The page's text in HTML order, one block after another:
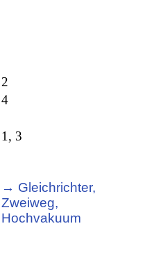
2
4
1, 3
→ Gleichrichter,
Zweiweg,
Hochvakuum